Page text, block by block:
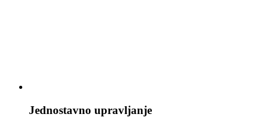
Jednostavno upravljanje